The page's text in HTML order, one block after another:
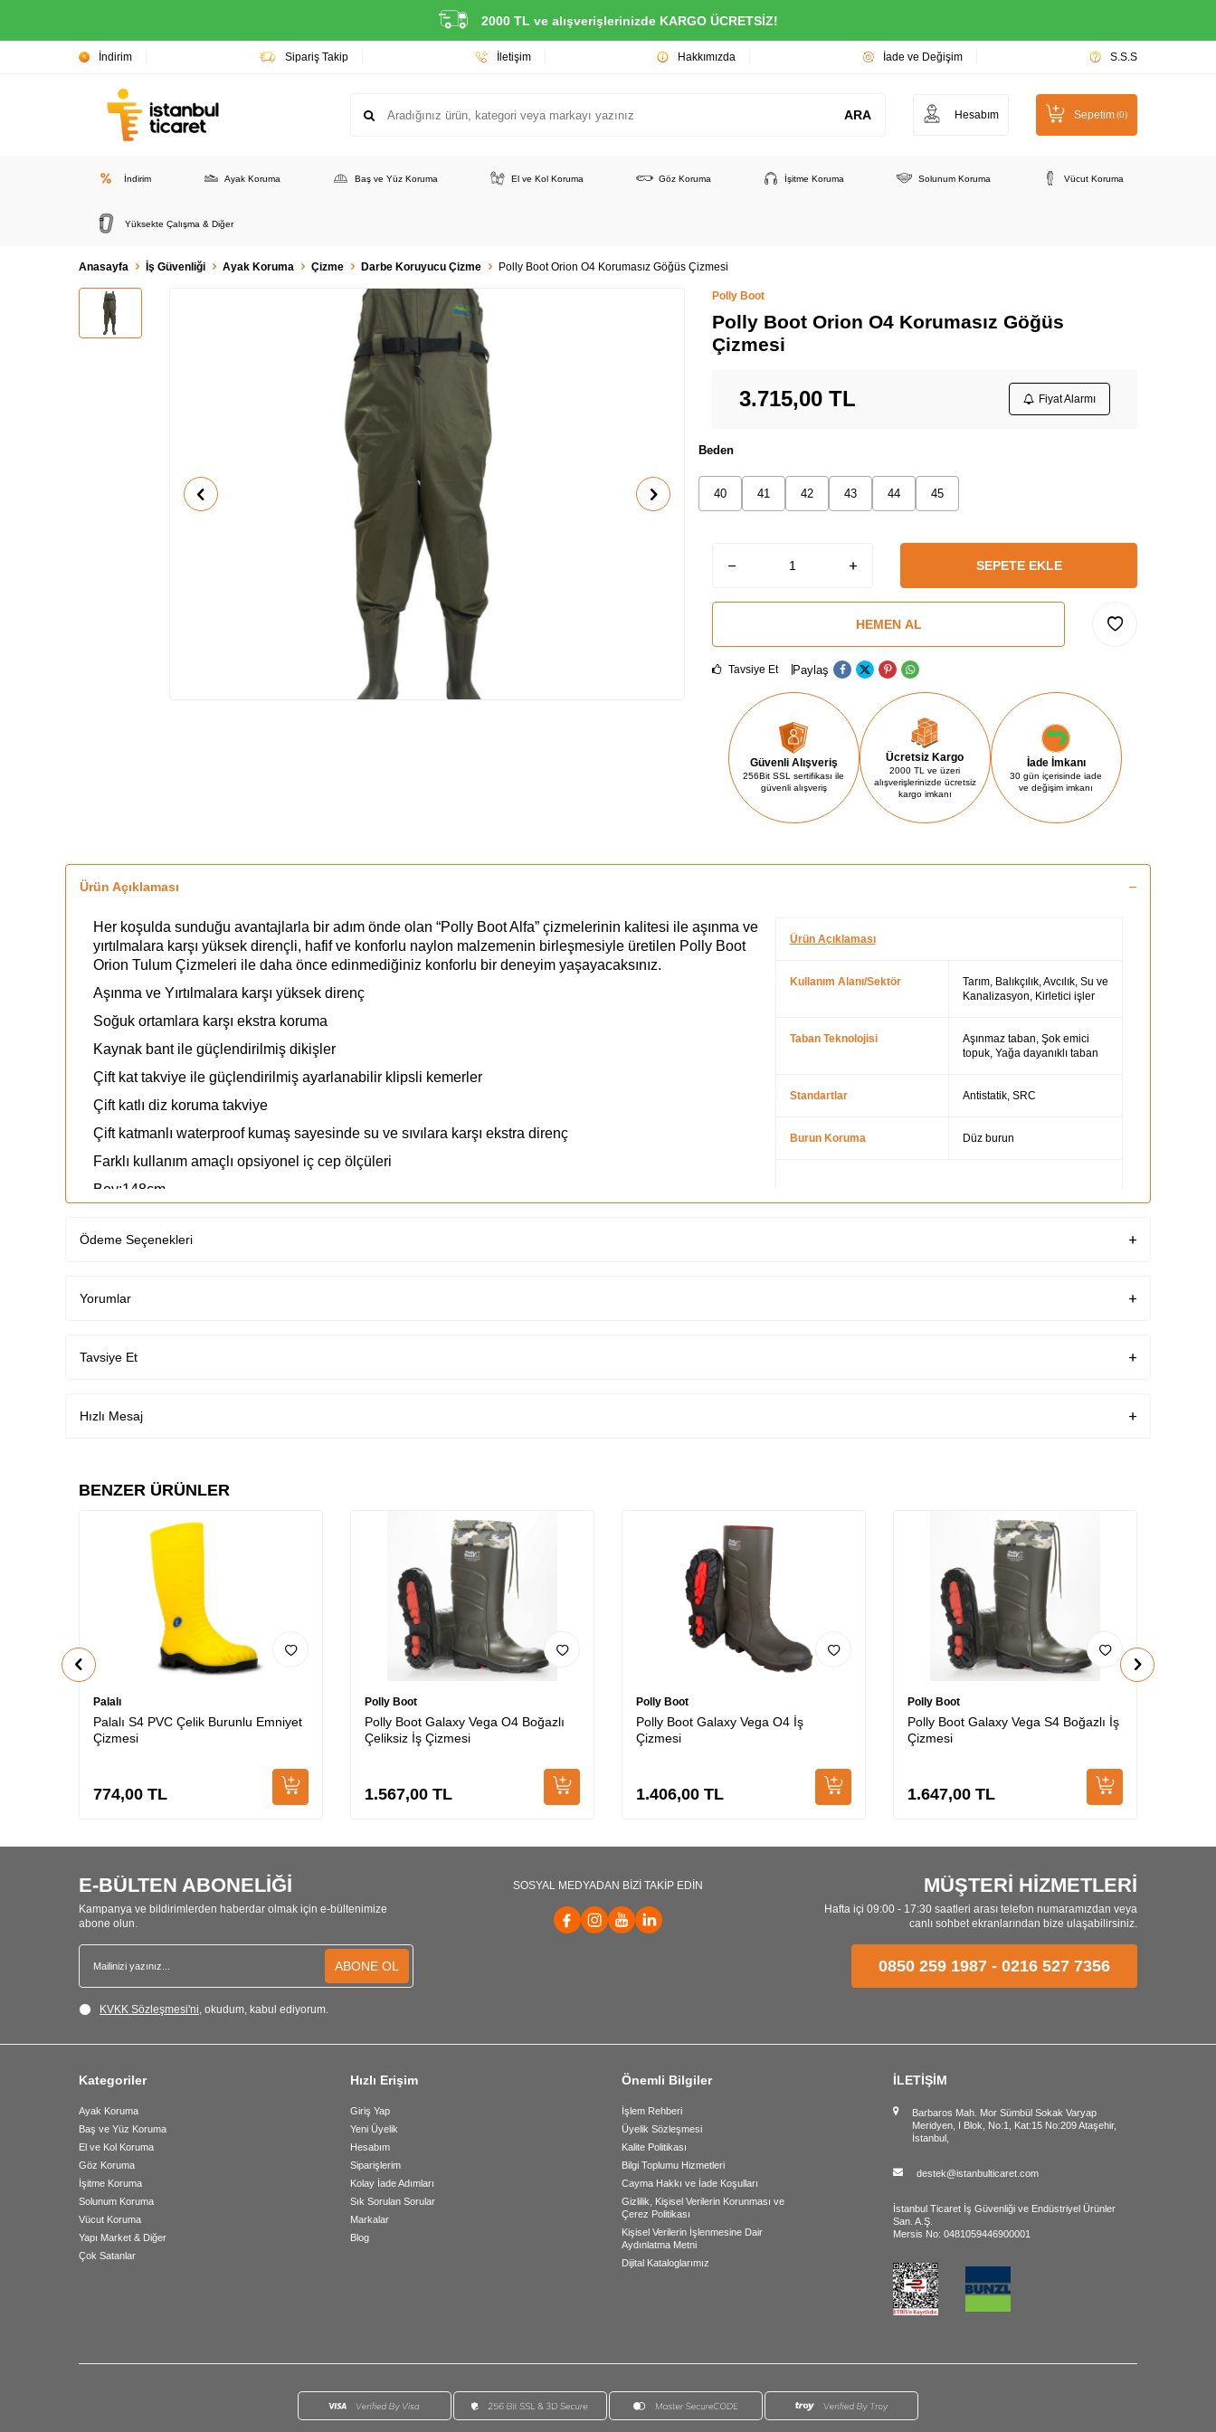
2000 TL ve alışverişlerinizde KARGO ÜCRETSİZ!
İndirim Sipariş Takip İletişim Hakkımızda İade ve Değişim S.S.S
ARA Hesabım Sepetim(0)
İndirim Ayak Koruma Baş ve Yüz Koruma El ve Kol Koruma Göz Koruma İşitme Koruma Solunum Koruma Vücut Koruma
Yüksekte Çalışma & Diğer
Anasayfa İş Güvenliği Ayak Koruma Çizme Darbe Koruyucu Çizme Polly Boot Orion O4 Korumasız Göğüs Çizmesi
Polly Boot
Polly Boot Orion O4 Korumasız Göğüs
Çizmesi
3.715,00 TL Fiyat Alarmı
Beden
40 41 42 43 44 45
SEPETE EKLE
HEMEN AL
Tavsiye Et Paylaş
Güvenli Alışveriş
256Bit SSL sertifikası ile
güvenli alışveriş
Ücretsiz Kargo
2000 TL ve üzeri
alışverişlerinizde ücretsiz
kargo imkanı
İade İmkanı
30 gün içerisinde iade
ve değişim imkanı
Ürün Açıklaması
Her koşulda sunduğu avantajlarla bir adım önde olan “Polly Boot Alfa” çizmelerinin kalitesi ile aşınma ve
yırtılmalara karşı yüksek dirençli, hafif ve konforlu naylon malzemenin birleşmesiyle üretilen Polly Boot
Orion Tulum Çizmeleri ile daha önce edinmediğiniz konforlu bir deneyim yaşayacaksınız.
Aşınma ve Yırtılmalara karşı yüksek direnç
Soğuk ortamlara karşı ekstra koruma
Kaynak bant ile güçlendirilmiş dikişler
Çift kat takviye ile güçlendirilmiş ayarlanabilir klipsli kemerler
Çift katlı diz koruma takviye
Çift katmanlı waterproof kumaş sayesinde su ve sıvılara karşı ekstra direnç
Farklı kullanım amaçlı opsiyonel iç cep ölçüleri
Boy:148cm
Ürün Açıklaması
Kullanım Alanı/Sektör
Tarım, Balıkçılık, Avcılık, Su ve
Kanalizasyon, Kirletici işler
Taban Teknolojisi
Aşınmaz taban, Şok emici
topuk, Yağa dayanıklı taban
Standartlar Antistatik, SRC
Burun Koruma Düz burun
Ödeme Seçenekleri
Yorumlar
Tavsiye Et
Hızlı Mesaj
BENZER ÜRÜNLER
Palalı
Palalı S4 PVC Çelik Burunlu Emniyet
Çizmesi
774,00 TL
Polly Boot
Polly Boot Galaxy Vega O4 Boğazlı
Çeliksiz İş Çizmesi
1.567,00 TL
Polly Boot
Polly Boot Galaxy Vega O4 İş
Çizmesi
1.406,00 TL
Polly Boot
Polly Boot Galaxy Vega S4 Boğazlı İş
Çizmesi
1.647,00 TL
E-BÜLTEN ABONELİĞİ
Kampanya ve bildirimlerden haberdar olmak için e-bültenimize
abone olun.
ABONE OL
KVKK Sözleşmesi'ni , okudum, kabul ediyorum.
SOSYAL MEDYADAN BİZİ TAKİP EDİN MÜŞTERİ HİZMETLERİ
Hafta içi 09:00 - 17:30 saatleri arası telefon numaramızdan veya
canlı sohbet ekranlarından bize ulaşabilirsiniz.
0850 259 1987 - 0216 527 7356
Kategoriler
Ayak Koruma
Baş ve Yüz Koruma
El ve Kol Koruma
Göz Koruma
İşitme Koruma
Solunum Koruma
Vücut Koruma
Yapı Market & Diğer
Çok Satanlar
Hızlı Erişim
Giriş Yap
Yeni Üyelik
Hesabım
Siparişlerim
Kolay İade Adımları
Sık Sorulan Sorular
Markalar
Blog
Önemli Bilgiler
İşlem Rehberi
Üyelik Sözleşmesi
Kalite Politikası
Bilgi Toplumu Hizmetleri
Cayma Hakkı ve İade Koşulları
Gizlilik, Kişisel Verilerin Korunması ve
Çerez Politikası
Kişisel Verilerin İşlenmesine Dair
Aydınlatma Metni
Dijital Kataloglarımız
İLETİŞİM
Barbaros Mah. Mor Sümbül Sokak Varyap
Meridyen, I Blok, No:1, Kat:15 No:209 Ataşehir,
İstanbul,
destek@istanbulticaret.com
İstanbul Ticaret İş Güvenliği ve Endüstriyel Ürünler
San. A.Ş.
Mersis No: 0481059446900001